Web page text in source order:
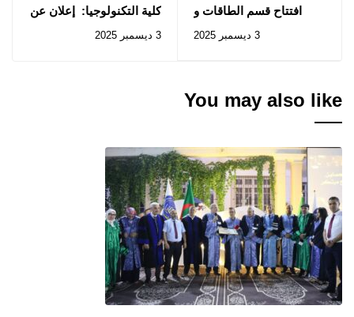
افتتاح قسم الطاقات و
التكنولوجيا
3 ديسمبر 2025
كلية التكنولوجيا: إعلان عن
إلى 2025/63
3 ديسمبر 2025
You may also like